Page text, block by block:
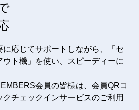
応じてサポートしながら、「セ
ウト機」を使い、スピーディーに
会員の皆様は、会員QRコ
チェックインサービスのご利用